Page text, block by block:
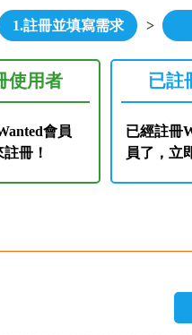
1.註冊並填寫需求 >
使用者
會員
冊！
已註
已經註冊
員了，立